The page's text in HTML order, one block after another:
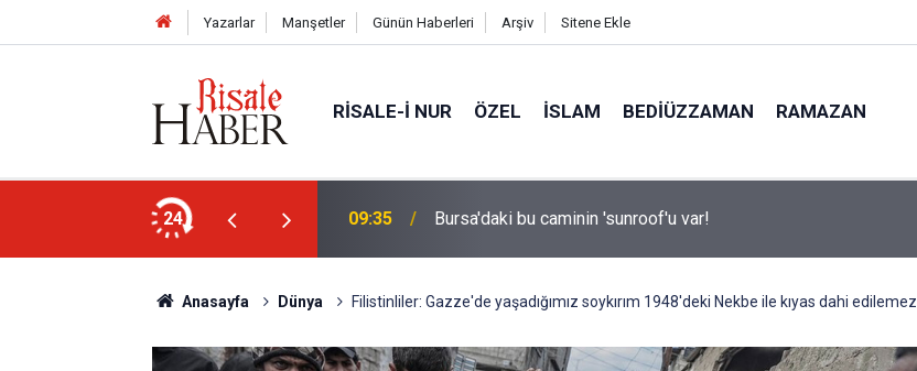
Yazarlar Manşetler Günün Haberleri Arşiv Sitene Ekle
RISALE-I NUR ÖZEL İSLAM BEDIÜZZAMAN RAMAZAN
24
ölümü izlendi 09:35 Bursa'daki bu caminin 'sunroof'u var!
Anasayfa Dünya Filistinliler: Gazze'de yaşadığımız soykırım 1948'deki Nekbe ile kıyas dahi edilemez